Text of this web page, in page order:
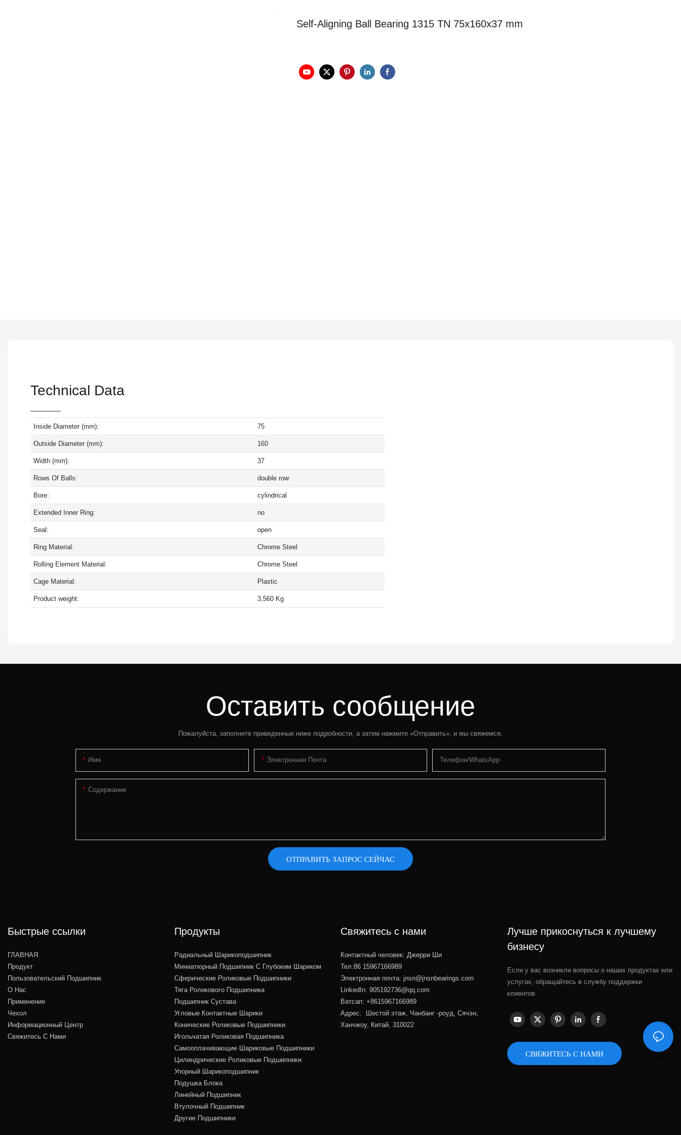
Self-Aligning Ball Bearing 1315 TN 75x160x37 mm
Technical Data
Inside Diameter (mm): 75
Outside Diameter (mm): 160
Width (mm): 37
Rows Of Balls: double row
Bore: cylindrical
Extended Inner Ring: no
Seal: open
Ring Material: Chrome Steel
Rolling Element Material: Chrome Steel
Cage Material: Plastic
Product weight: 3,560 Kg
Оставить сообщение
Пожалуйста, заполните приведенные ниже подробности, а затем нажмите «Отправить», и мы свяжемся.
Имя Электронная Почта Телефон/WhatsApp
Содержание
ОТПРАВИТЬ ЗАПРОС СЕЙЧАС
Быстрые ссылки
ГЛАВНАЯ
Продукт
Пользовательский Подшипник
О Нас
Применение
Чехол
Информационный Центр
Свяжитесь С Нами
Продукты
Радиальный Шарикоподшипник
Миниатюрный Подшипник С Глубоким Шариком
Сферические Роликовые Подшипники
Тяга Роликового Подшипника
Подшипник Сустава
Угловые Контактные Шарики
Конические Роликовые Подшипники
Игольчатая Роликовая Подшипника
Самооплачивающие Шариковые Подшипники
Цилиндрические Роликовые Подшипники
Упорный Шарикоподшипник
Подушка Блока
Линейный Подшипник
Втулочный Подшипник
Другие Подшипники
Свяжитесь с нами
Контактный человек: Джерри Ши
Тел:86 15967166989
Электронная почта: jnsn@jnsnbearings.com
LinkedIn: 905192736@qq.com
Ватсап: +8615967166989
Адрес: Шестой этаж, Чанбанг -роуд, Сячэн,
Ханчжоу, Китай, 310022
Лучше прикоснуться к лучшему
бизнесу
Если у вас возникли вопросы о наших продуктах или
услугах, обращайтесь в службу поддержки
клиентов.
СВЯЖИТЕСЬ С НАМИ